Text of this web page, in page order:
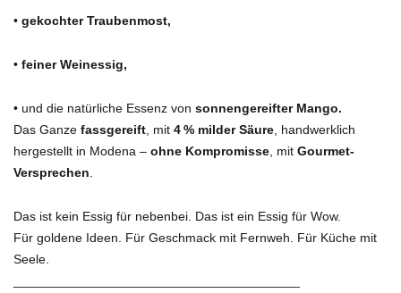
• gekochter Traubenmost,
• feiner Weinessig,
• und die natürliche Essenz von sonnengereifter Mango.
Das Ganze fassgereift , mit 4 % milder Säure , handwerklich
hergestellt in Modena – ohne Kompromisse , mit Gourmet-
Versprechen
Das ist kein Essig für nebenbei. Das ist ein Essig für Wow.
Für goldene Ideen. Für Geschmack mit Fernweh. Für Küche mit
Seele.